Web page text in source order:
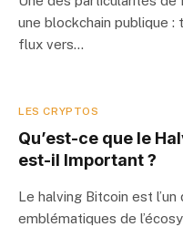
une blockchain publique :
flux vers…
LES CRYPTOS
Qu’est-ce que le
est-il Important ?
Le halving Bitcoin est
emblématiques de